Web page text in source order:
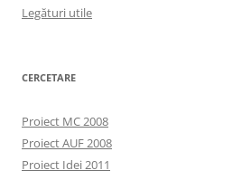
Legături utile
CERCETARE
Proiect MC 2008
Proiect AUF 2008
Proiect Idei 2011